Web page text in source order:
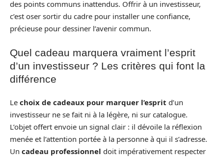
des points communs inattendus. Offrir à un investisseur,
c’est oser sortir du cadre pour installer une confiance,
précieuse pour dessiner l’avenir commun.
Quel cadeau marquera vraiment l’esprit
d’un investisseur ? Les critères qui font la
différence
Le choix de cadeaux pour marquer l’esprit d’un
investisseur ne se fait ni à la légère, ni sur catalogue.
L’objet offert envoie un signal clair : il dévoile la réflexion
menée et l’attention portée à la personne à qui il s’adresse.
Un cadeau professionnel doit impérativement respecter